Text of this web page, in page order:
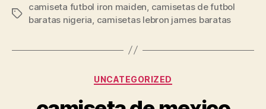
Etiquetas
camiseta futbol iron maiden camisetas de futbol
baratas nigeria camisetas lebron james baratas
Categorías
UNCATEGORIZED